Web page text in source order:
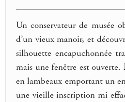
Un conservateur de musée
d’un vieux manoir, et
silhouette encapuchonnée
mais une fenêtre est
en lambeaux emportant un
une vieille inscription mi-